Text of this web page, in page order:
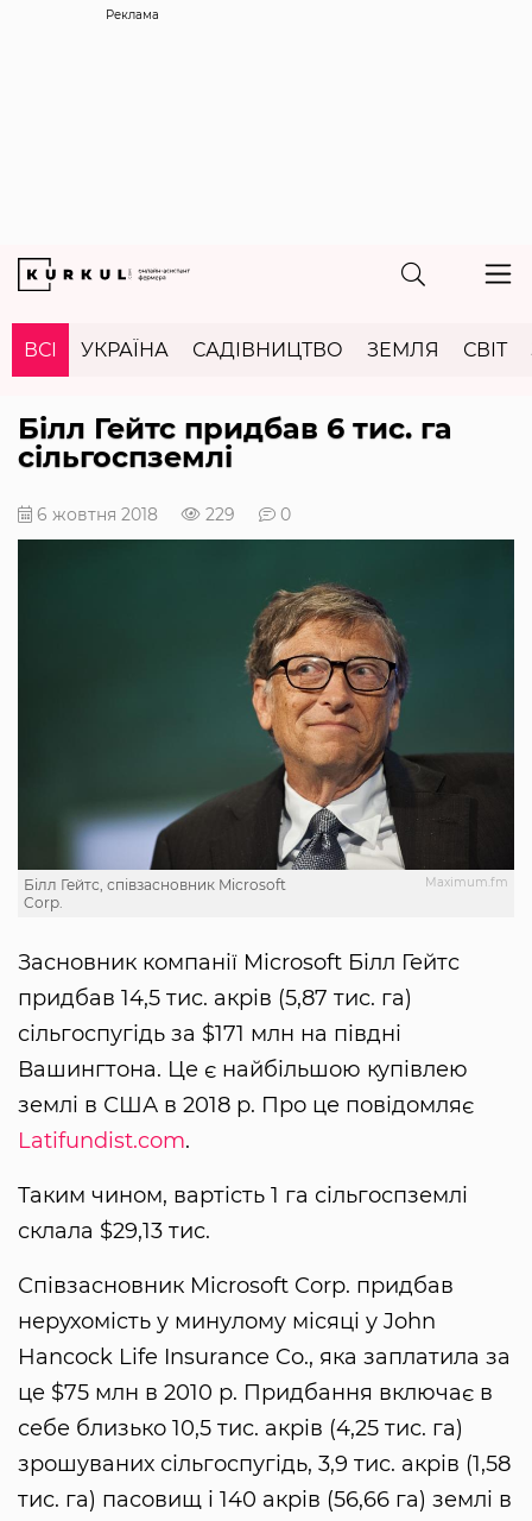
Реклама
ВСІ УКРАЇНА САДІВНИЦТВО ЗЕМЛЯ СВІТ
Білл Гейтс придбав 6 тис. га
сільгоспземлі
6 жовтня 2018 229 0
Maximum.fm
Білл Гейтс, співзасновник Microsoft
Corp.
Засновник компанії Microsoft Білл Гейтс
придбав 14,5 тис. акрів (5,87 тис. га)
сільгоспугідь за $171 млн на півдні
Вашингтона. Це є найбільшою купівлею
землі в США в 2018 р. Про це повідомляє
Latifundist.com.
Таким чином, вартість 1 га сільгоспземлі
склала $29,13 тис.
Співзасновник Microsoft Corp. придбав
нерухомість у минулому місяці у John
Hancock Life Insurance Co., яка заплатила за
це $75 млн в 2010 р. Придбання включає в
себе близько 10,5 тис. акрів (4,25 тис. га)
зрошуваних сільгоспугідь, 3,9 тис. акрів (1,58
тис. га) пасовищ і 140 акрів (56,66 га) землі в